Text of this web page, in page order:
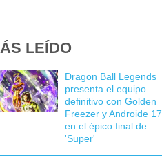
LEÍDO
Dragon Ball Legends
presenta el equipo
definitivo con Golden
Freezer y Androide 17
en el épico final de
'Super'